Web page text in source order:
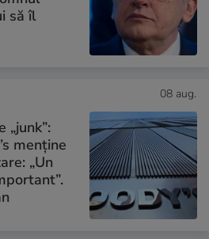
să îl
08 aug.
„junk”:
menține
„Un